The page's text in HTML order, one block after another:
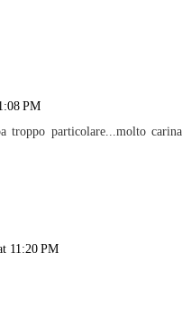
PM
troppo particolare...molto carina
11:20 PM